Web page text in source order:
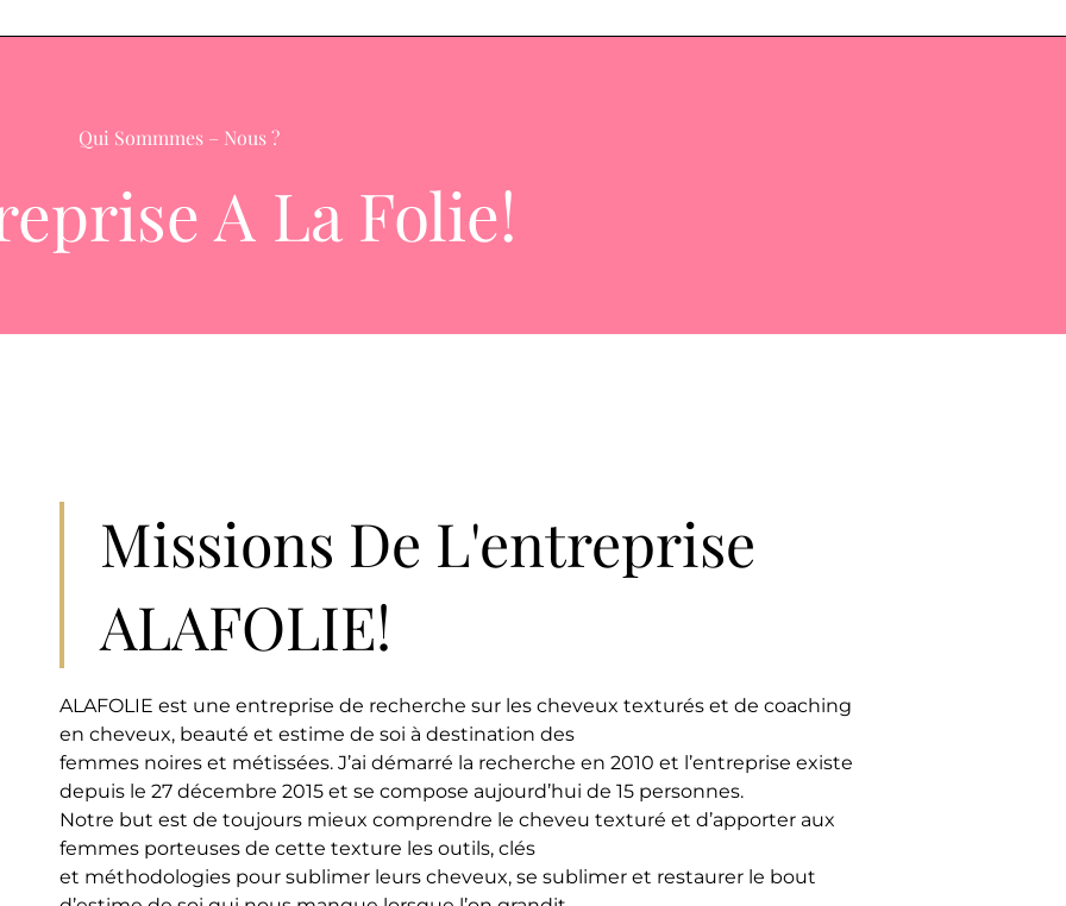
Qui Sommmes – Nous ?
A La Folie!
Missions De L'entreprise
ALAFOLIE!
ALAFOLIE est une entreprise de recherche sur les cheveux texturés et de coaching
en cheveux, beauté et estime de soi à destination des
femmes noires et métissées. J’ai démarré la recherche en 2010 et l’entreprise existe
depuis le 27 décembre 2015 et se compose aujourd’hui de 15 personnes.
Notre but est de toujours mieux comprendre le cheveu texturé et d’apporter aux
femmes porteuses de cette texture les outils, clés
et méthodologies pour sublimer leurs cheveux, se sublimer et restaurer le bout